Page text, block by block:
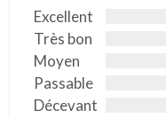
t
é
0
s
u
Excellent
Très bon
Moyen
Passable
Décevant